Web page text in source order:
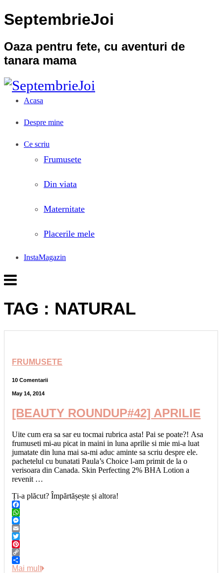
SeptembrieJoi
Oaza pentru fete, cu aventuri de
tanara mama
Acasa
Despre mine
Ce scriu
Frumusete
Din viata
Maternitate
Placerile mele
InstaMagazin
TAG : NATURAL
FRUMUSETE
10 Comentarii
May 14, 2014
[BEAUTY ROUNDUP#42] APRILIE
Uite cum era sa sar eu tocmai rubrica asta! Pai se poate?! Asa
frumuseti mi-au picat in maini in luna aprilie si mie mi-a luat
jumatate din luna mai sa-mi aduc aminte sa scriu despre ele.
pachetelul cu bunatati Paula’s Choice l-am primit de la o
verisoara din Canada. Skin Perfecting 2% BHA Lotion a
revenit …
Ți-a plăcut? Împărtășește și altora!
Facebook
WhatsApp
Messenger
Email
Twitter
Pinterest
Copy
Link
Share
Mai mult